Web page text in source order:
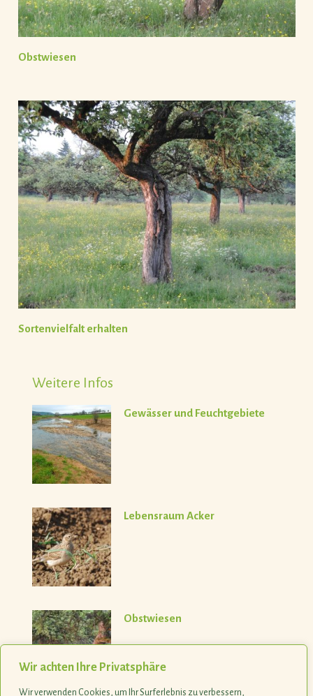
Wir achten Ihre Privatsphäre
Wir verwenden Cookies, um Ihr Surferlebnis zu verbessern,
Obstwiesen
Sortenvielfalt erhalten
Weitere Infos
Gewässer und Feuchtgebiete
Lebensraum Acker
Obstwiesen